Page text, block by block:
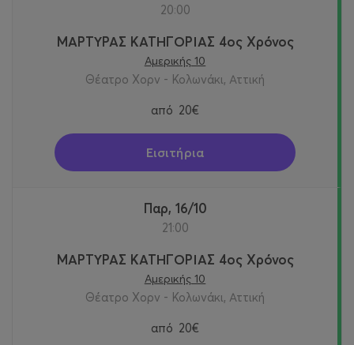
20:00
ΜΑΡΤΥΡΑΣ ΚΑΤΗΓΟΡΙΑΣ 4ος Χρόνος
Αμερικής 10
Θέατρο Χορν - Κολωνάκι, Αττική
από 20€
Εισιτήρια
Παρ, 16/10
21:00
ΜΑΡΤΥΡΑΣ ΚΑΤΗΓΟΡΙΑΣ 4ος Χρόνος
Αμερικής 10
Θέατρο Χορν - Κολωνάκι, Αττική
από 20€